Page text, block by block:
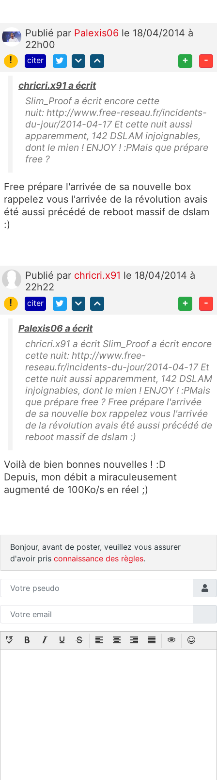
Publié par Palexis06 le 18/04/2014 à
22h00
!
citer + -
chricri.x91 a écrit
Slim_Proof a écrit encore cette
nuit: http://www.free-reseau.fr/incidents-
du-jour/2014-04-17 Et cette nuit aussi
apparemment, 142 DSLAM injoignables,
dont le mien ! ENJOY ! :PMais que prépare
free ?
Free prépare l'arrivée de sa nouvelle box
rappelez vous l'arrivée de la révolution avais
été aussi précédé de reboot massif de dslam
:)
Publié par chricri.x91 le 18/04/2014 à
22h22
!
citer + -
Palexis06 a écrit
chricri.x91 a écrit Slim_Proof a écrit encore
cette nuit: http://www.free-
reseau.fr/incidents-du-jour/2014-04-17 Et
cette nuit aussi apparemment, 142 DSLAM
injoignables, dont le mien ! ENJOY ! :PMais
que prépare free ? Free prépare l'arrivée
de sa nouvelle box rappelez vous l'arrivée
de la révolution avais été aussi précédé de
reboot massif de dslam :)
Voilà de bien bonnes nouvelles ! :D
Depuis, mon débit a miraculeusement
augmenté de 100Ko/s en réel ;)
Bonjour, avant de poster, veuillez vous assurer
d'avoir pris connaissance des règles.